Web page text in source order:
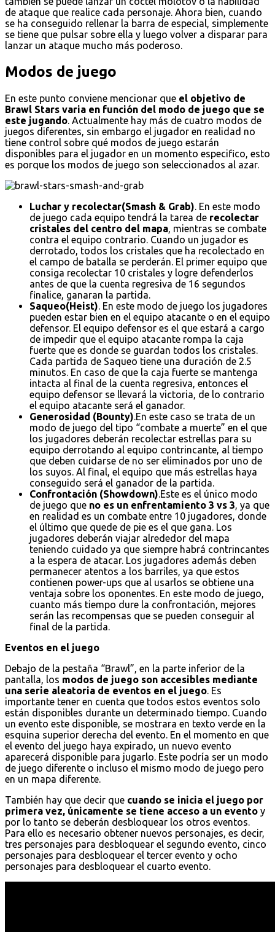
de ataque que realice cada personaje. Ahora bien, cuando
se ha conseguido rellenar la barra de especial, simplemente
se tiene que pulsar sobre ella y luego volver a disparar para
lanzar un ataque mucho más poderoso.
Modos de juego
En este punto conviene mencionar que el objetivo de
Brawl Stars varia en función del modo de juego que se
este jugando. Actualmente hay más de cuatro modos de
juegos diferentes, sin embargo el jugador en realidad no
tiene control sobre qué modos de juego estarán
disponibles para el jugador en un momento especifico, esto
es porque los modos de juego son seleccionados al azar.
Luchar y recolectar(Smash & Grab). En este modo
de juego cada equipo tendrá la tarea de recolectar
cristales del centro del mapa, mientras se combate
contra el equipo contrario. Cuando un jugador es
derrotado, todos los cristales que ha recolectado en
el campo de batalla se perderán. El primer equipo que
consiga recolectar 10 cristales y logre defenderlos
antes de que la cuenta regresiva de 16 segundos
finalice, ganaran la partida.
Saqueo(Heist). En este modo de juego los jugadores
pueden estar bien en el equipo atacante o en el equipo
defensor. El equipo defensor es el que estará a cargo
de impedir que el equipo atacante rompa la caja
fuerte que es donde se guardan todos los cristales.
Cada partida de Saqueo tiene una duración de 2.5
minutos. En caso de que la caja fuerte se mantenga
intacta al final de la cuenta regresiva, entonces el
equipo defensor se llevará la victoria, de lo contrario
el equipo atacante será el ganador.
Generosidad (Bounty).En este caso se trata de un
modo de juego del tipo “combate a muerte” en el que
los jugadores deberán recolectar estrellas para su
equipo derrotando al equipo contrincante, al tiempo
que deben cuidarse de no ser eliminados por uno de
los suyos. Al final, el equipo que más estrellas haya
conseguido será el ganador de la partida.
Confrontación (Showdown).Este es el único modo
de juego que no es un enfrentamiento 3 vs 3, ya que
en realidad es un combate entre 10 jugadores, donde
el último que quede de pie es el que gana. Los
jugadores deberán viajar alrededor del mapa
teniendo cuidado ya que siempre habrá contrincantes
a la espera de atacar. Los jugadores además deben
permanecer atentos a los barriles, ya que estos
contienen power-ups que al usarlos se obtiene una
ventaja sobre los oponentes. En este modo de juego,
cuanto más tiempo dure la confrontación, mejores
serán las recompensas que se pueden conseguir al
final de la partida.
Eventos en el juego
Debajo de la pestaña “Brawl”, en la parte inferior de la
pantalla, los modos de juego son accesibles mediante
una serie aleatoria de eventos en el juego. Es
importante tener en cuenta que todos estos eventos solo
están disponibles durante un determinado tiempo. Cuando
un evento este disponible, se mostrara en texto verde en la
esquina superior derecha del evento. En el momento en que
el evento del juego haya expirado, un nuevo evento
aparecerá disponible para jugarlo. Este podría ser un modo
de juego diferente o incluso el mismo modo de juego pero
en un mapa diferente.
También hay que decir que cuando se inicia el juego por
primera vez, únicamente se tiene acceso a un evento y
por lo tanto se deberán desbloquear los otros eventos.
Para ello es necesario obtener nuevos personajes, es decir,
tres personajes para desbloquear el segundo evento, cinco
personajes para desbloquear el tercer evento y ocho
personajes para desbloquear el cuarto evento.